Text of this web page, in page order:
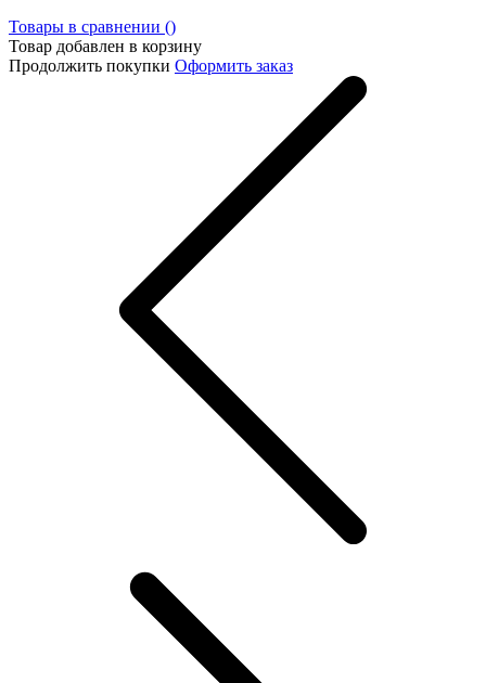
Товары в сравнении ()
Товар добавлен в корзину
Продолжить покупки Оформить заказ